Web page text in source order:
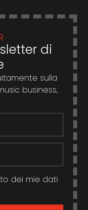
di
sulla
business,
dei mie dati